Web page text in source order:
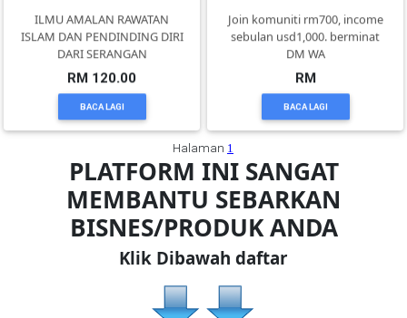
ISLAM DAN PENDINDING DIRI
DARI SERANGAN
BACA LAGI
sebulan usd1,000. berminat
DM WA
BACA LAGI
Halaman 1
PLATFORM INI SANGAT
MEMBANTU SEBARKAN
BISNES/PRODUK ANDA
Klik Dibawah daftar
SARAWAK(2)
JOHOR(8)
MELAKA(53)
PENANG(2)